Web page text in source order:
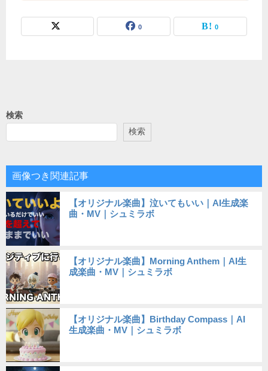
0 0
検索
検索
画像つき関連記事
【オリジナル楽曲】泣いてもいい｜AI生成楽
曲・MV｜シュミラボ
【オリジナル楽曲】Morning Anthem｜AI生
成楽曲・MV｜シュミラボ
【オリジナル楽曲】Birthday Compass｜AI
生成楽曲・MV｜シュミラボ